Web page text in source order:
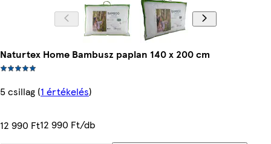
Naturtex Home Bambusz paplan 140 x 200 cm
5 csillag (1 értékelés)
12 990 Ft12 990 Ft/db